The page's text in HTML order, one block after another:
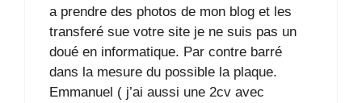
a prendre des photos de mon blog et les
transferé sue votre site je ne suis pas un
doué en informatique. Par contre barré
dans la mesure du possible la plaque.
Emmanuel ( j’ai aussi une 2cv avec